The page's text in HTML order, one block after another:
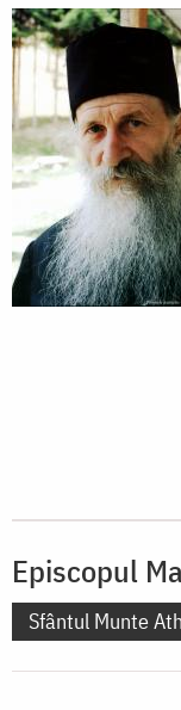
Episcopul
Sfântul Munte